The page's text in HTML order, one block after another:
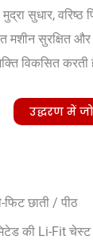
मुद्रा सुधार,
मशीन सुरक्षित
विकसित करती
उद्धरण में
फिट छाती / पीठ
की Li-Fit चेस्ट